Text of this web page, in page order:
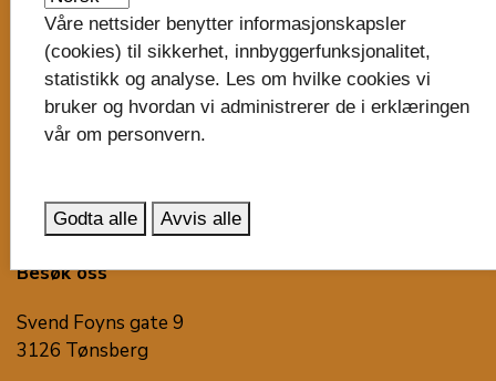
eDialog - send sikker digital post
Organisasjonsnummer:
929 882 385
Faktura til fylkeskommunen
Besøk oss
Svend Foyns gate 9
3126 Tønsberg
Våre nettsider benytter informasjonskapsler
(cookies) til sikkerhet, innbyggerfunksjonalitet,
statistikk og analyse. Les om hvilke cookies vi
bruker og hvordan vi administrerer de i erklæringen
vår om personvern.
Godta alle Avvis alle